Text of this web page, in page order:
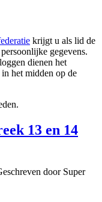
krijgt u als lid de
gegevens.
dienen het
het midden op de
13 en 14
door Super